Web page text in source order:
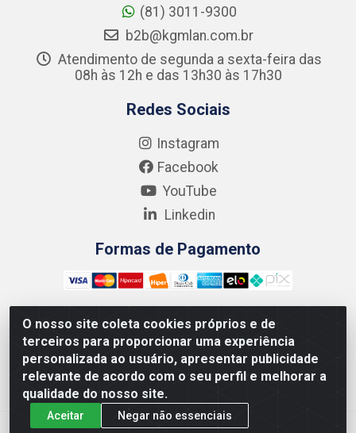
O nosso site coleta cookies próprios e de
terceiros para proporcionar uma experiência
personalizada ao usuário, apresentar publicidade
relevante de acordo com o seu perfil e melhorar a
qualidade do nosso site.
Aceitar Negar não essenciais
(81) 3011-9300
b2b@kgmlan.com.br
Atendimento de segunda a sexta-feira das
08h às 12h e das 13h30 às 17h30
Redes Sociais
Instagram
Facebook
YouTube
Linkedin
Formas de Pagamento
Kgmlan Distribuidora LTDA - CNPJ 18.217.682/0001-54 -
Rua Pedro de Barros Cavalcante, 58 - Bultrins, Olinda/PE
- CEP 53320-110